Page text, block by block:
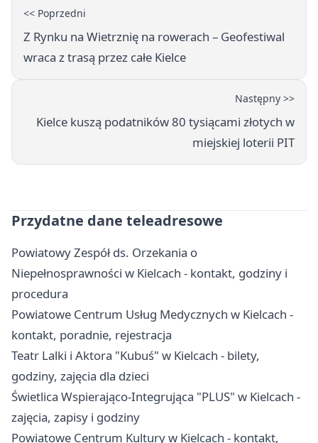
<< Poprzedni
Z Rynku na Wietrznię na rowerach – Geofestiwal
wraca z trasą przez całe Kielce
Następny >>
Kielce kuszą podatników 80 tysiącami złotych w
miejskiej loterii PIT
Przydatne dane teleadresowe
Powiatowy Zespół ds. Orzekania o
Niepełnosprawności w Kielcach - kontakt, godziny i
procedura
Powiatowe Centrum Usług Medycznych w Kielcach -
kontakt, poradnie, rejestracja
Teatr Lalki i Aktora "Kubuś" w Kielcach - bilety,
godziny, zajęcia dla dzieci
Świetlica Wspierająco-Integrująca "PLUS" w Kielcach -
zajęcia, zapisy i godziny
Powiatowe Centrum Kultury w Kielcach - kontakt,